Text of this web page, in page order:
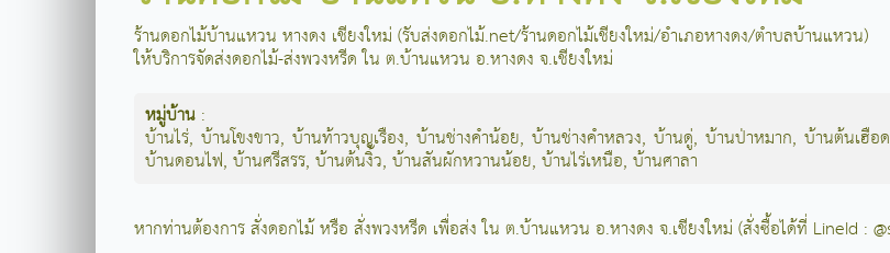
ร้านดอกไม้บ้านแหวน หางดง เชียงใหม่ (รับส่งดอกไม้.net/ร้านดอกไม้เชียงใหม่/อำเภอหางดง/ตำบลบ้านแหวน)
ให้บริการจัดส่งดอกไม้-ส่งพวงหรีด ใน ต.บ้านแหวน อ.หางดง จ.เชียงใหม่
หมู่บ้าน :
บ้านไร่, บ้านโขงขาว, บ้านท้าวบุญเรือง, บ้านช่างคำน้อย, บ้านช่างคำหลวง, บ้านดู่, บ้านป่าหมาก, บ้านต้นเฮือด
บ้านดอนไฟ, บ้านศรีสรร, บ้านต้นงิ้ว, บ้านสันผักหวานน้อย, บ้านไร่เหนือ, บ้านศาลา
หากท่านต้องการ สั่งดอกไม้ หรือ สั่งพวงหรีด เพื่อส่ง ใน ต.บ้านแหวน อ.หางดง จ.เชียงใหม่ (สั่งซื้อได้ที่ LineId :